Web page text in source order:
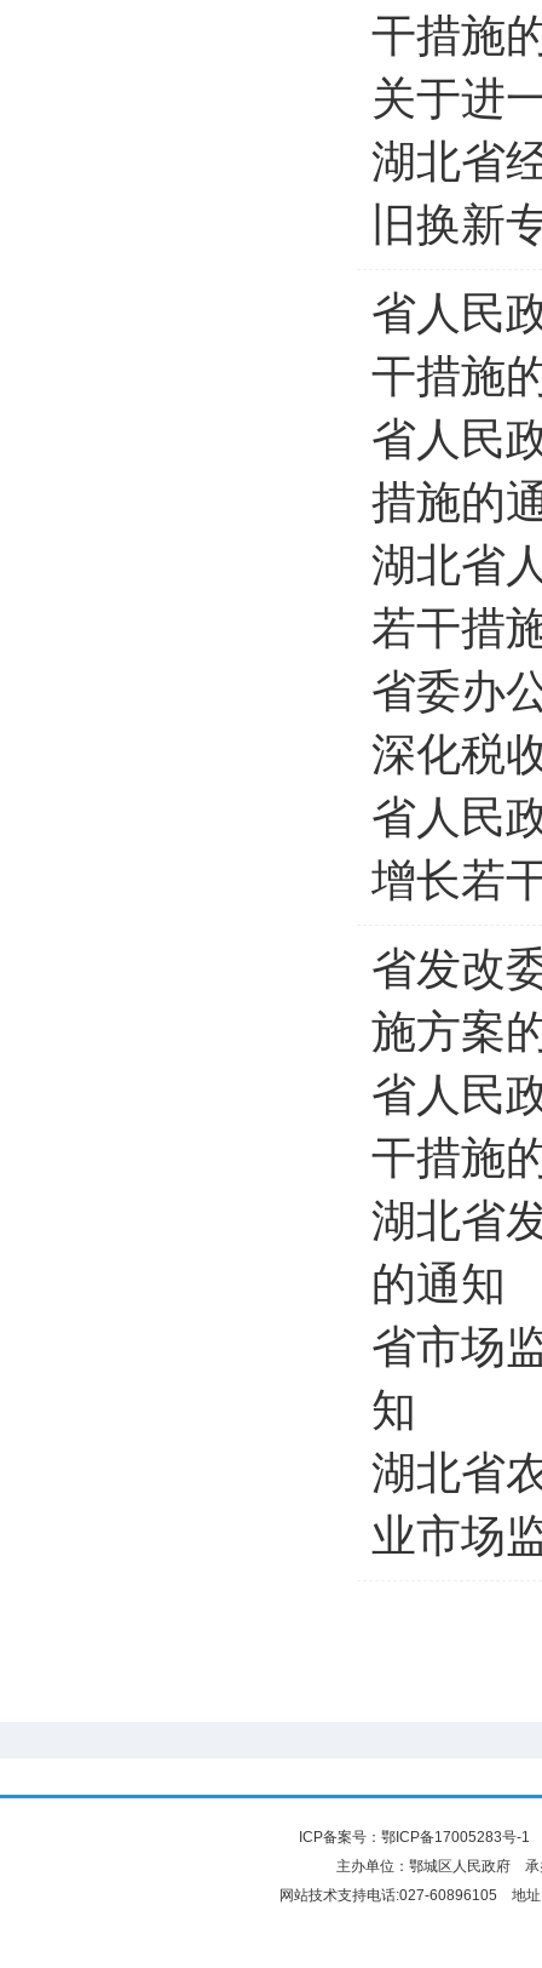
干措施
关于进
湖北省
旧换新
省人民
干措施
省人民
措施的
湖北​省
若干措
省委办
深化税
省人民
增长若
省发改
施方案
省人民
干措施
湖北省
的通知
省市场
知
湖北省
业市场
ICP备案号： 鄂ICP备17005283号-1
主办单位：鄂城区人民政府
网站技术支持电话:027-60896105 地